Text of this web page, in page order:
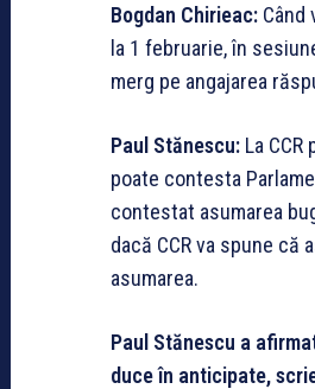
Bogdan Chirieac: Când
la 1 februarie, în
merg pe angajarea
Paul Stănescu: La
poate contesta
contestat asumarea
dacă CCR va spune
asumarea.
Paul Stănescu a
duce în anticipate,